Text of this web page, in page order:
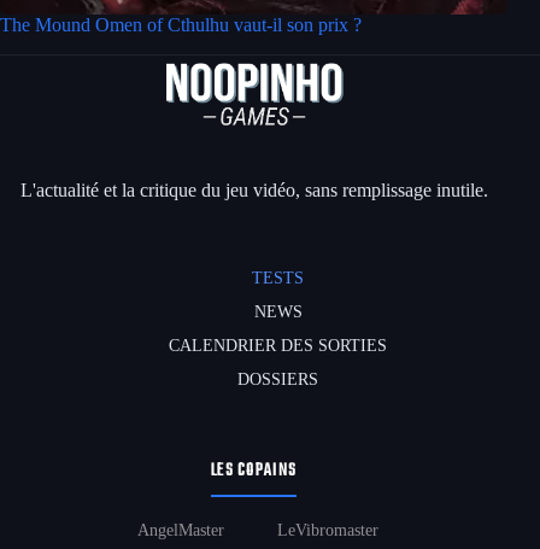
The Mound Omen of Cthulhu vaut-il son prix ?
L'actualité et la critique du jeu vidéo, sans remplissage inutile.
TESTS
NEWS
CALENDRIER DES SORTIES
DOSSIERS
LES COPAINS
AngelMaster LeVibromaster